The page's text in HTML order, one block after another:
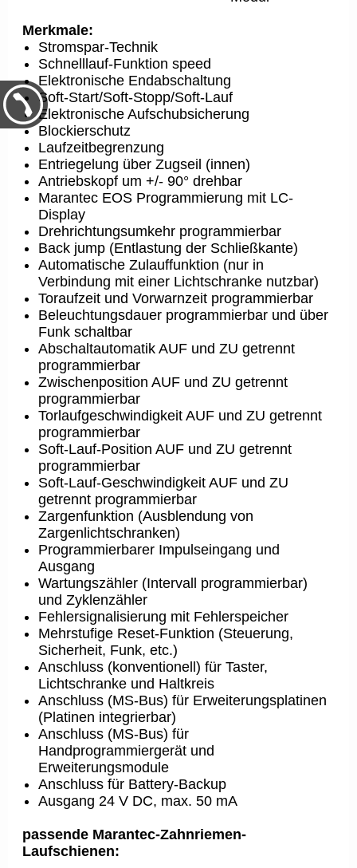
Merkmale:
Stromspar-Technik
Schnelllauf-Funktion speed
Elektronische Endabschaltung
Soft-Start/Soft-Stopp/Soft-Lauf
Elektronische Aufschubsicherung
Blockierschutz
Laufzeitbegrenzung
Entriegelung über Zugseil (innen)
Antriebskopf um +/- 90° drehbar
Marantec EOS Programmierung mit LC-
Display
Drehrichtungsumkehr programmierbar
Back jump (Entlastung der Schließkante)
Automatische Zulauffunktion (nur in
Verbindung mit einer Lichtschranke nutzbar)
Toraufzeit und Vorwarnzeit programmierbar
Beleuchtungsdauer programmierbar und über
Funk schaltbar
Abschaltautomatik AUF und ZU getrennt
programmierbar
Zwischenposition AUF und ZU getrennt
programmierbar
Torlaufgeschwindigkeit AUF und ZU getrennt
programmierbar
Soft-Lauf-Position AUF und ZU getrennt
programmierbar
Soft-Lauf-Geschwindigkeit AUF und ZU
getrennt programmierbar
Zargenfunktion (Ausblendung von
Zargenlichtschranken)
Programmierbarer Impulseingang und
Ausgang
Wartungszähler (Intervall programmierbar)
und Zyklenzähler
Fehlersignalisierung mit Fehlerspeicher
Mehrstufige Reset-Funktion (Steuerung,
Sicherheit, Funk, etc.)
Anschluss (konventionell) für Taster,
Lichtschranke und Haltkreis
Anschluss (MS-Bus) für Erweiterungsplatinen
(Platinen integrierbar)
Anschluss (MS-Bus) für
Handprogrammiergerät und
Erweiterungsmodule
Anschluss für Battery-Backup
Ausgang 24 V DC, max. 50 mA
passende Marantec-Zahnriemen-
Laufschienen: